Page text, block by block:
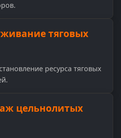
тяговых
ресурса тяговых
цельнолитых